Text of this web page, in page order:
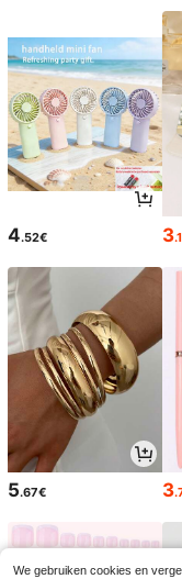
4.52€ 3
5.67€ 3
We gebruiken cookies en